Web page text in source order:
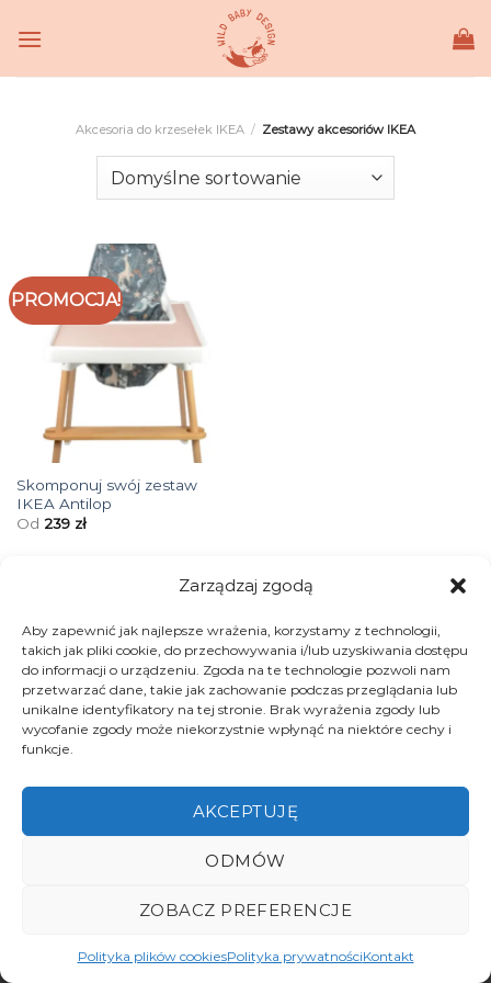
Zarządzaj zgodą
Aby zapewnić jak najlepsze wrażenia, korzystamy z technologii,
takich jak pliki cookie, do przechowywania i/lub uzyskiwania dostępu
do informacji o urządzeniu. Zgoda na te technologie pozwoli nam
przetwarzać dane, takie jak zachowanie podczas przeglądania lub
unikalne identyfikatory na tej stronie. Brak wyrażenia zgody lub
wycofanie zgody może niekorzystnie wpłynąć na niektóre cechy i
funkcje.
AKCEPTUJĘ
ODMÓW
ZOBACZ PREFERENCJE
Polityka plików cookiesPolityka prywatnościKontakt
Akcesoria do krzesełek IKEA / Zestawy akcesoriów IKEA
PROMOCJA!
Skomponuj swój zestaw
IKEA Antilop
Od 239 zł
POLITYKA PRYWATNOŚCI
REGULAMIN SKLEPU INTERNETOWEGO